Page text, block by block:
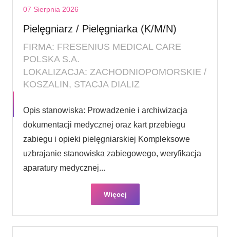
07 Sierpnia 2026
Pielęgniarz / Pielęgniarka (K/M/N)
FIRMA: FRESENIUS MEDICAL CARE
POLSKA S.A.
LOKALIZACJA: ZACHODNIOPOMORSKIE /
KOSZALIN, STACJA DIALIZ
Opis stanowiska: Prowadzenie i archiwizacja
dokumentacji medycznej oraz kart przebiegu
zabiegu i opieki pielęgniarskiej Kompleksowe
uzbrajanie stanowiska zabiegowego, weryfikacja
aparatury medycznej...
Więcej